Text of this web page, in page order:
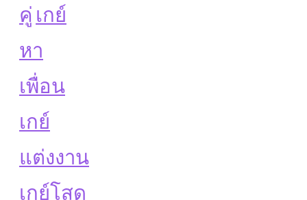
คู่ เกย์
หา
เพื่อน
เกย์
แต่งงาน
เกย์โสด